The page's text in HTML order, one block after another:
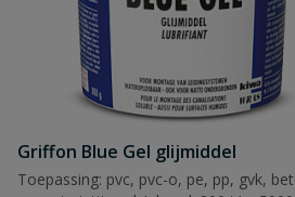
Griffon Blue Gel glijmiddel
Toepassing: pvc, pvc-o, pe, pp, gvk,